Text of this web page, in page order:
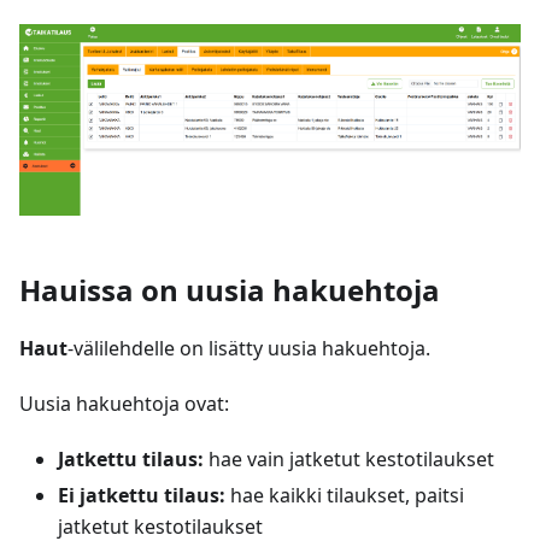
Hauissa on uusia hakuehtoja
Haut-välilehdelle on lisätty uusia hakuehtoja.
Uusia hakuehtoja ovat:
Jatkettu tilaus: hae vain jatketut kestotilaukset
Ei jatkettu tilaus: hae kaikki tilaukset, paitsi
jatketut kestotilaukset